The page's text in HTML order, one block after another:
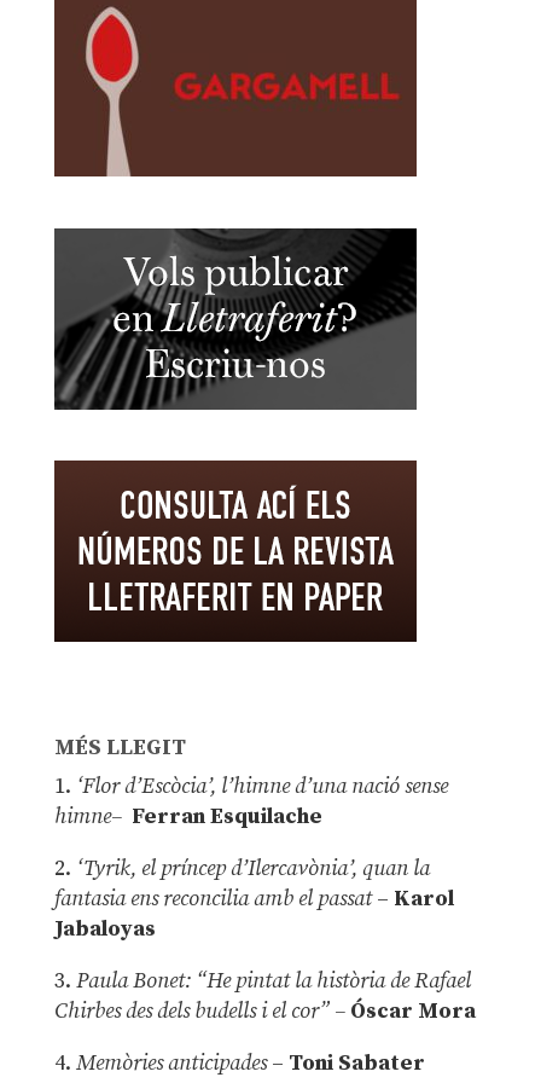
MÉS LLEGIT
1. ‘Flor d’Escòcia’, l’himne d’una nació sense
himne– Ferran Esquilache
2. ‘Tyrik, el príncep d’Ilercavònia’, quan la
fantasia ens reconcilia amb el passat– Karol
Jabaloyas
3. Paula Bonet: “He pintat la història de Rafael
Chirbes des dels budells i el cor” –Óscar Mora
4. Memòries anticipades– Toni Sabater